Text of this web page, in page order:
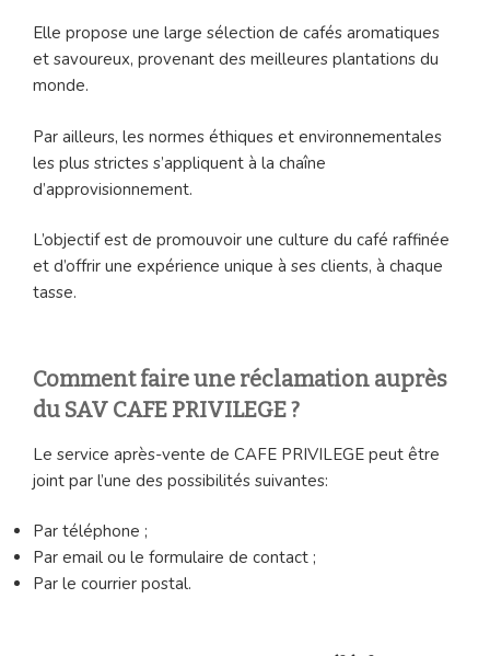
Elle propose une large sélection de cafés aromatiques
et savoureux, provenant des meilleures plantations du
monde.
Par ailleurs, les normes éthiques et environnementales
les plus strictes s’appliquent à la chaîne
d’approvisionnement.
L’objectif est de promouvoir une culture du café raffinée
et d’offrir une expérience unique à ses clients, à chaque
tasse.
Comment faire une réclamation auprès
du SAV CAFE PRIVILEGE ?
Le service après-vente de CAFE PRIVILEGE peut être
joint par l’une des possibilités suivantes:
Par téléphone ;
Par email ou le formulaire de contact ;
Par le courrier postal.